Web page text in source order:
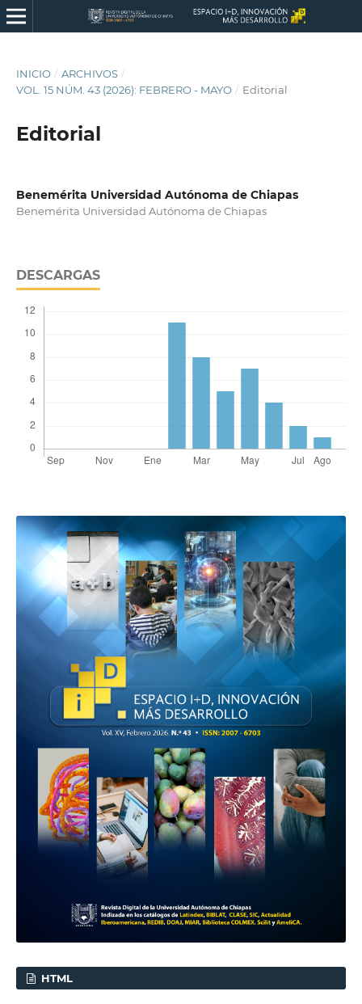
INICIO / ARCHIVOS /
VOL. 15 NÚM. 43 (2026): FEBRERO - MAYO / Editorial
Editorial
Benemérita Universidad Autónoma de Chiapas
Benemérita Universidad Autónoma de Chiapas
DESCARGAS
HTML